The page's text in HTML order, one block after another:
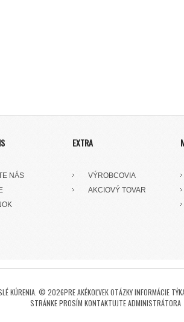
NÁS
EXTRA
VÝROBCOVIA
AKCIOVÝ TOVAR
KÚRENIA. © 2026PRE AKÉKOĽVEK OTÁZKY INFORMÁCIE
STRÁNKE PROSÍM KONTAKTUJTE ADMINISTRÁTORA